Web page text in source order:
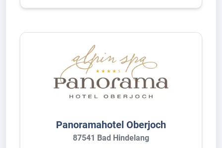
Panoramahotel Oberjoch
87541 Bad Hindelang